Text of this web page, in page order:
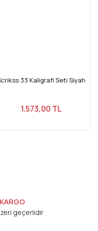
33 Kaligrafi Seti Siyah
1.573,00 TL
geçerlidir